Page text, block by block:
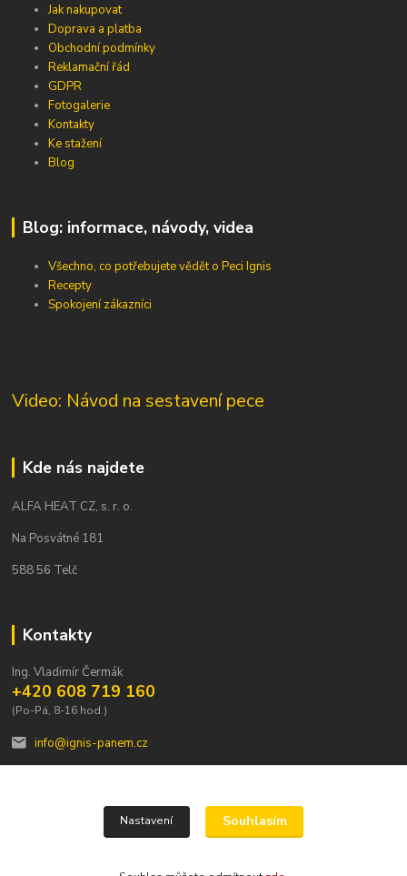
Jak nakupovat
Doprava a platba
Obchodní podmínky
Reklamační řád
GDPR
Fotogalerie
Kontakty
Ke stažení
Blog
Blog: informace, návody, videa
Všechno, co potřebujete vědět o Peci Ignis
Recepty
Spokojení zákazníci
Video: Návod na sestavení pece
Kde nás najdete
ALFA HEAT CZ, s. r. o.
Na Posvátné 181
588 56 Telč
Kontakty
Ing. Vladimír Čermák
+420 608 719 160
(Po-Pá, 8-16 hod.)
info@ignis-panem.cz
ALFA HEAT CZ, s.r.o. 2023
Nastavení Souhlasím